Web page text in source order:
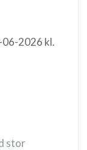
06-2026 kl.
stor